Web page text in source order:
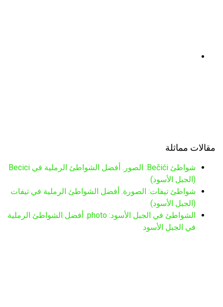
مقالات مماثلة
شواطئ Bečići: الصور. أفضل الشواطئ الرملية في Becici
(الجبل الأسود)
شواطئ تيفات: الصورة. أفضل الشواطئ الرملية في تيفات
(الجبل الأسود)
الشواطئ في الجبل الأسود: photo. أفضل الشواطئ الرملية
في الجبل الأسود